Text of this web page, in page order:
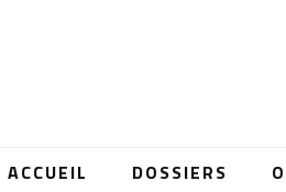
ACCUEIL DOSSIERS